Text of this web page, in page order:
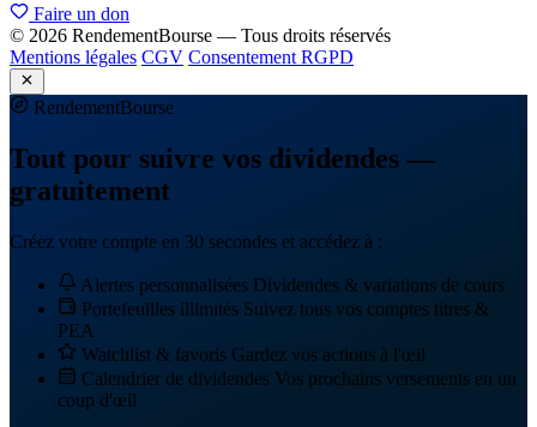
Faire un don
© 2026 RendementBourse — Tous droits réservés
Mentions légales CGV Consentement RGPD
RendementBourse
Tout pour suivre vos dividendes —
gratuitement
Créez votre compte en 30 secondes et accédez à :
Alertes personnalisées Dividendes & variations de cours
Portefeuilles illimités Suivez tous vos comptes titres &
PEA
Watchlist & favoris Gardez vos actions à l'œil
Calendrier de dividendes Vos prochains versements en un
coup d'œil